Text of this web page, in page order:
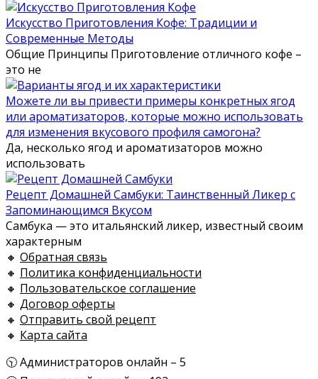
Искусство Приготовления Кофе: Традиции и
Современные Методы
Общие Принципы Приготовление отличного кофе –
это не
Можете ли вы привести примеры конкретных ягод
или ароматизаторов, которые можно использовать
для изменения вкусового профиля самогона?
Да, несколько ягод и ароматизаторов можно
использовать
Рецепт Домашней Самбуки: Таинственный Ликер с
Запоминающимся Вкусом
Самбука — это итальянский ликер, известный своим
характерным
🔸 Обратная связь
🔸 Политика конфиденциальности
🔸 Пользовательское соглашение
🔸 Договор оферты
🔸 Отправить свой рецепт
🔸 Карта сайта
🕥 Администраторов онлайн – 5